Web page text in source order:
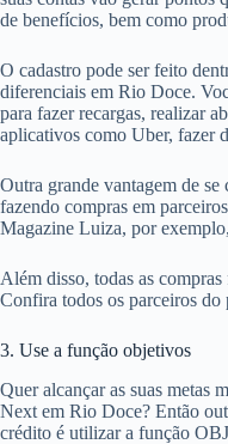
de benefícios, bem como
O cadastro pode ser feito
diferenciais em Rio Doce.
para fazer recargas, realizar
aplicativos como Uber, fazer
Outra grande vantagem de
fazendo compras em
Magazine Luiza, por
Além disso, todas as
Confira todos os parceiros do
3. Use a função objetivos
Quer alcançar as suas metas
Next em Rio Doce? Então
crédito é utilizar a função